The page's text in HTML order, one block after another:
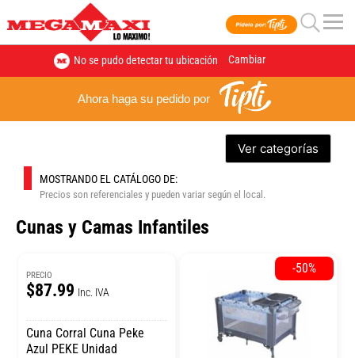
No se pudo detectar tu ubicación Cambiar
Ahora haga su pedido por
Ver categorías
MOSTRANDO EL CATÁLOGO DE:
Precios son referenciales y pueden variar según el local.
Cunas y Camas Infantiles
PRECIO
$87.99 Inc. IVA
Cuna Corral Cuna Peke
Azul PEKE Unidad
-50%